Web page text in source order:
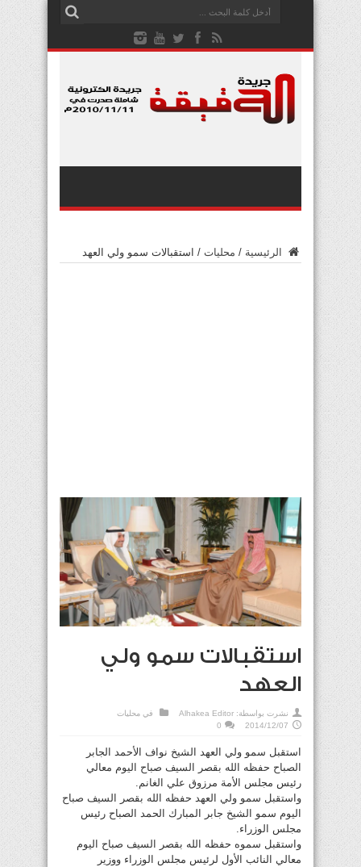
الرئيسية / محليات / استقبالات سمو ولي العهد
استقبالات سمو ولي
العهد
نشرت بواسطة: Alhakea Editor في محليات
2014/12/07
0
استقبل سمو ولي العهد الشيخ نواف الأحمد الجابر
الصباح حفظه الله بقصر السيف صباح اليوم معالي
رئيس مجلس الأمة مرزوق علي الغانم.
واستقبل سمو ولي العهد حفظه الله بقصر السيف صباح
اليوم سمو الشيخ جابر المبارك الحمد الصباح رئيس
مجلس الوزراء.
واستقبل سموه حفظه الله بقصر السيف صباح اليوم
معالي النائب الأول لرئيس مجلس الوزراء ووزير